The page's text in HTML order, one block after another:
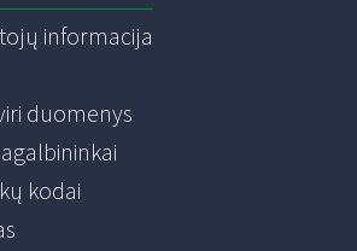
informacija
duomenys
kodai